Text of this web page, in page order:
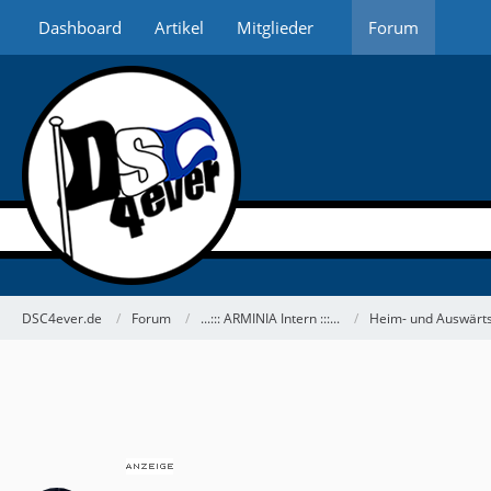
Dashboard Artikel Mitglieder Forum
DSC4ever.de Forum ...::: ARMINIA Intern :::... Heim- und